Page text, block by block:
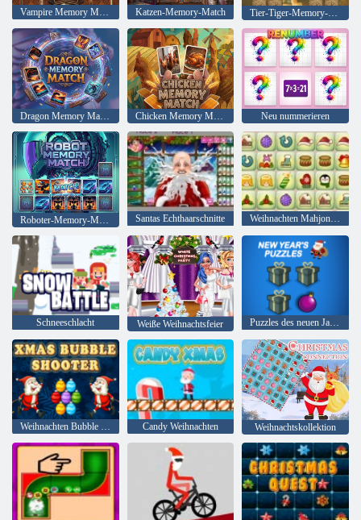
Vampire Memory Match Katzen-Memory-Match Tier-Tiger-Memory-Match
Dragon Memory Match Chicken Memory Match Neu nummerieren
Santas Echthaarschnitte Weihnachten Mahjong Connect Paare
Schneeschlacht Weiße Weihnachtsfeier Puzzles des neuen Jahres
Weihnachten Bubble Shooter Candy Weihnachten Weihnachtskollektion